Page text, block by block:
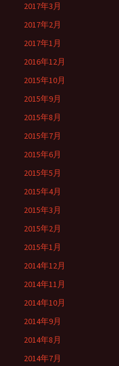
2017年3月
2017年2月
2017年1月
2016年12月
2015年10月
2015年9月
2015年8月
2015年7月
2015年6月
2015年5月
2015年4月
2015年3月
2015年2月
2015年1月
2014年12月
2014年11月
2014年10月
2014年9月
2014年8月
2014年7月